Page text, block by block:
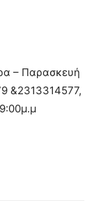
– Παρασκευή
&2313314577,